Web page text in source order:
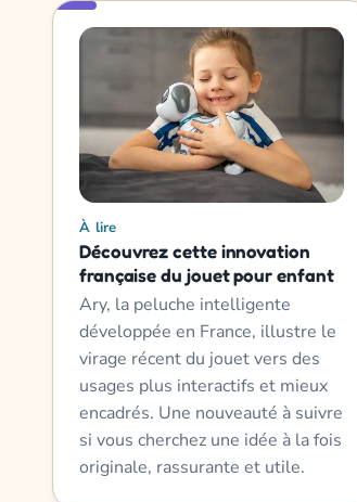
À lire
Découvrez cette innovation
française du jouet pour enfant
Ary, la peluche intelligente
développée en France, illustre le
virage récent du jouet vers des
usages plus interactifs et mieux
encadrés. Une nouveauté à suivre
si vous cherchez une idée à la fois
originale, rassurante et utile.